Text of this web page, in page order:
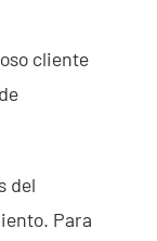
cliente
del
Para